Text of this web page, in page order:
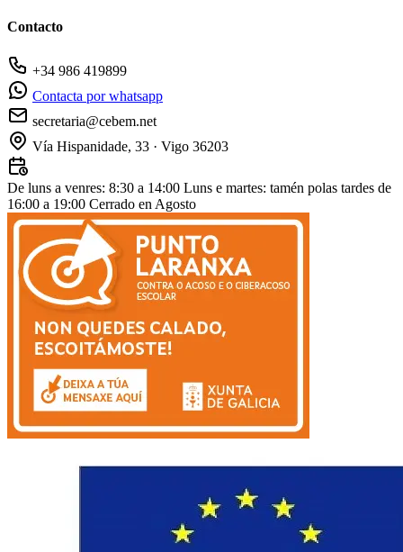
Contacto
+34 986 419899
Contacta por whatsapp
secretaria@cebem.net
Vía Hispanidade, 33 · Vigo 36203
De luns a venres: 8:30 a 14:00 Luns e martes: tamén polas tardes de
16:00 a 19:00 Cerrado en Agosto